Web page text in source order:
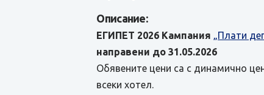
Описание:
ЕГИПЕТ 2026 Кампания „Плати
направени до 31.05.2026
Обявените цени са с динамично
всеки хотел.